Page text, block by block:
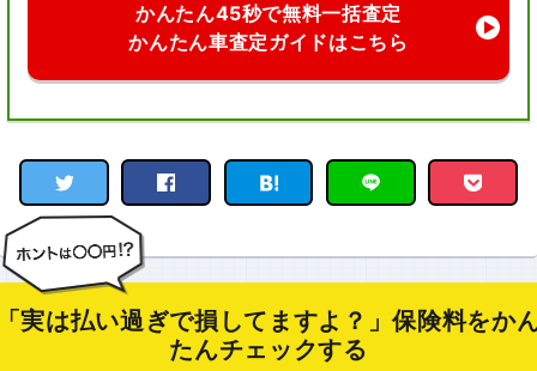
かんたん45秒で無料一括査定
かんたん車査定ガイドはこちら
実は払い過ぎで損してますよ？」保険料をか
たんチェックする